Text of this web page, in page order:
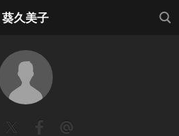
葵久美子
検索